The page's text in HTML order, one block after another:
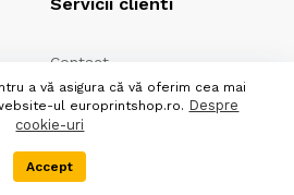
Categorii
Contact
Despre noi
a vă asigura că vă oferim cea mai
ul europrintshop.ro. Despre
cookie-uri
Accept